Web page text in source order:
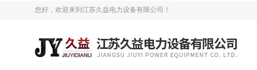
您好，欢迎来到江苏久益电力设备有限公司！